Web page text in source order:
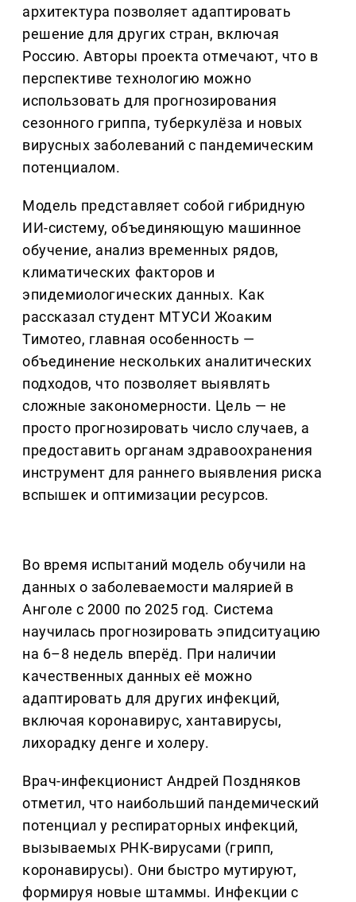
архитектура позволяет адаптировать
решение для других стран, включая
Россию. Авторы проекта отмечают, что в
перспективе технологию можно
использовать для прогнозирования
сезонного гриппа, туберкулёза и новых
вирусных заболеваний с пандемическим
потенциалом.
Модель представляет собой гибридную
ИИ-систему, объединяющую машинное
обучение, анализ временных рядов,
климатических факторов и
эпидемиологических данных. Как
рассказал студент МТУСИ Жоаким
Тимотео, главная особенность —
объединение нескольких аналитических
подходов, что позволяет выявлять
сложные закономерности. Цель — не
просто прогнозировать число случаев, а
предоставить органам здравоохранения
инструмент для раннего выявления риска
вспышек и оптимизации ресурсов.
Во время испытаний модель обучили на
данных о заболеваемости малярией в
Анголе с 2000 по 2025 год. Система
научилась прогнозировать эпидситуацию
на 6–8 недель вперёд. При наличии
качественных данных её можно
адаптировать для других инфекций,
включая коронавирус, хантавирусы,
лихорадку денге и холеру.
Врач-инфекционист Андрей Поздняков
отметил, что наибольший пандемический
потенциал у респираторных инфекций,
вызываемых РНК-вирусами (грипп,
коронавирусы). Они быстро мутируют,
формируя новые штаммы. Инфекции с